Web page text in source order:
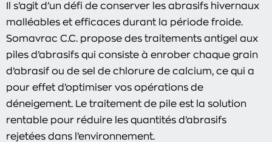
Il s’agit d’un défi de conserver les abrasifs hivernaux
malléables et efficaces durant la période froide.
Somavrac C.C. propose des traitements antigel aux
piles d’abrasifs qui consiste à enrober chaque grain
d’abrasif ou de sel de chlorure de calcium, ce qui a
pour effet d’optimiser vos opérations de
déneigement. Le traitement de pile est la solution
rentable pour réduire les quantités d’abrasifs
rejetées dans l’environnement.